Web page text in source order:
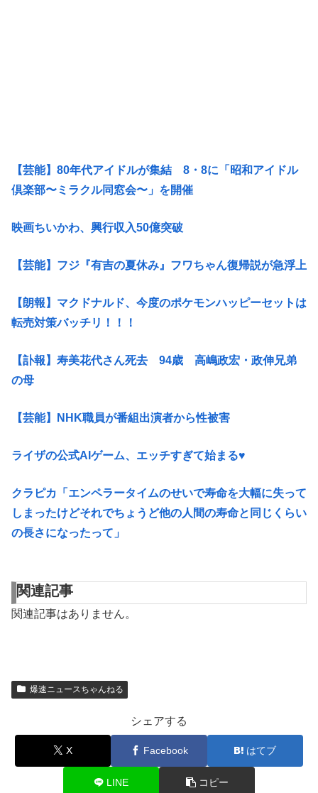
【芸能】80年代アイドルが集結 8・8に「昭和アイドル
倶楽部〜ミラクル同窓会〜」を開催
映画ちいかわ、興行収入50億突破
【芸能】フジ『有吉の夏休み』フワちゃん復帰説が急浮上
【朗報】マクドナルド、今度のポケモンハッピーセットは
転売対策バッチリ！！！
【訃報】寿美花代さん死去 94歳 高嶋政宏・政伸兄弟
の母
【芸能】NHK職員が番組出演者から性被害
ライザの公式AIゲーム、エッチすぎて始まる♥
クラピカ「エンペラータイムのせいで寿命を大幅に失って
しまったけどそれでちょうど他の人間の寿命と同じくらい
の長さになったって」
関連記事
関連記事はありません。
爆速ニュースちゃんねる
シェアする
X Facebook はてブ
LINE コピー